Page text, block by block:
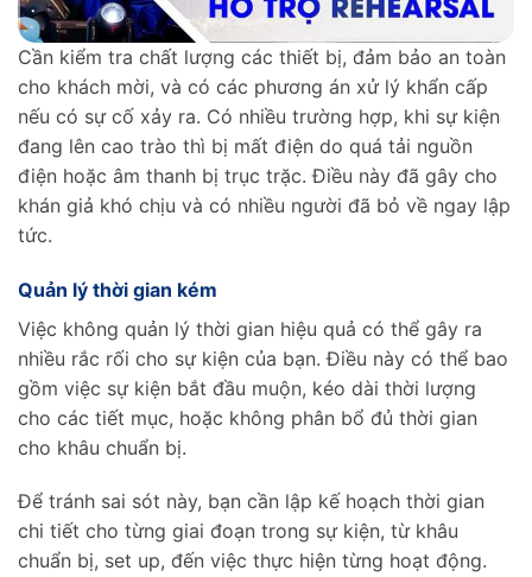
Cần kiểm tra chất lượng các thiết bị, đảm bảo an toàn
cho khách mời, và có các phương án xử lý khẩn cấp
nếu có sự cố xảy ra. Có nhiều trường hợp, khi sự kiện
đang lên cao trào thì bị mất điện do quá tải nguồn
điện hoặc âm thanh bị trục trặc. Điều này đã gây cho
khán giả khó chịu và có nhiều người đã bỏ về ngay lập
tức.
Quản lý thời gian kém
Việc không quản lý thời gian hiệu quả có thể gây ra
nhiều rắc rối cho sự kiện của bạn. Điều này có thể bao
gồm việc sự kiện bắt đầu muộn, kéo dài thời lượng
cho các tiết mục, hoặc không phân bổ đủ thời gian
cho khâu chuẩn bị.
Để tránh sai sót này, bạn cần lập kế hoạch thời gian
chi tiết cho từng giai đoạn trong sự kiện, từ khâu
chuẩn bị, set up, đến việc thực hiện từng hoạt động.